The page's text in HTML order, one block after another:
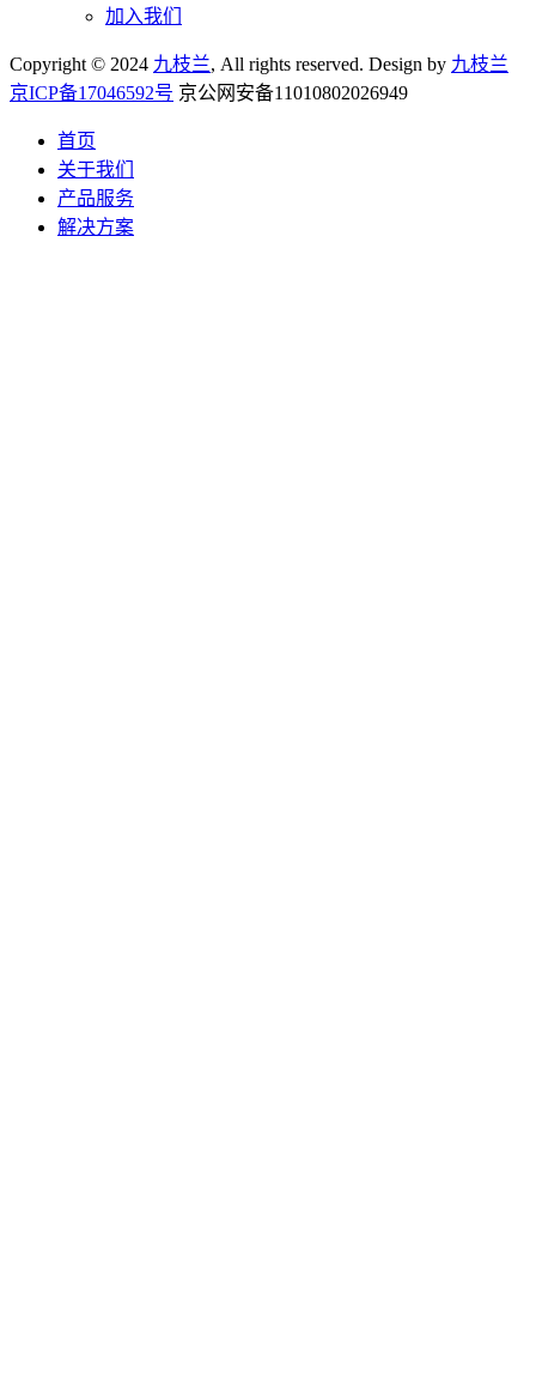
加入我们
Copyright © 2024 九枝兰, All rights reserved. Design by 九枝兰
京ICP备17046592号 京公网安备11010802026949
首页
关于我们
产品服务
解决方案